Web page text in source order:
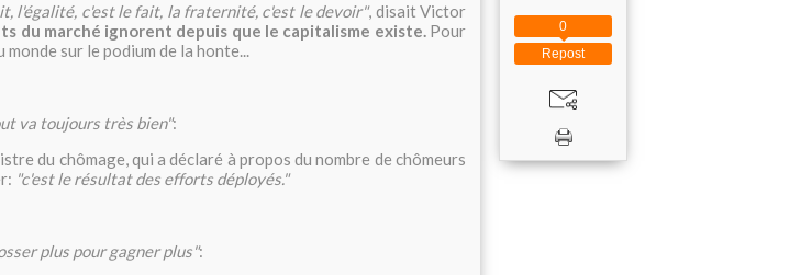
l'égalité, c'est le fait, la fraternité, c'est le devoir", disait Victor
du marché ignorent depuis que le capitalisme existe.Pour
sur le podium de la honte...
va toujours très bien":
du chômage, qui a déclaré à propos du nombre de chômeurs
"c'est le résultat des efforts déployés."
plus pour gagner plus":
Repost
0